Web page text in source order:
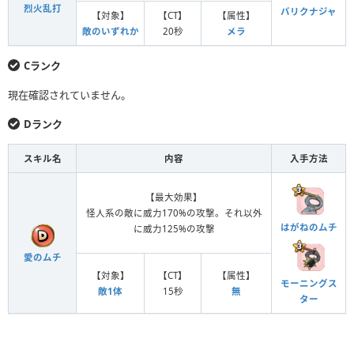
烈火乱打 バリクナジャ
【対象】
敵のいずれか
【CT】
20秒
【属性】
メラ
Cランク
現在確認されていません。
Dランク
スキル名 内容 入手方法
愛のムチ
【最大効果】
怪人系の敵に威力170%の攻撃。それ以外
に威力125%の攻撃
はがねのムチ
モーニングス
ター
【対象】
敵1体
【CT】
15秒
【属性】
無